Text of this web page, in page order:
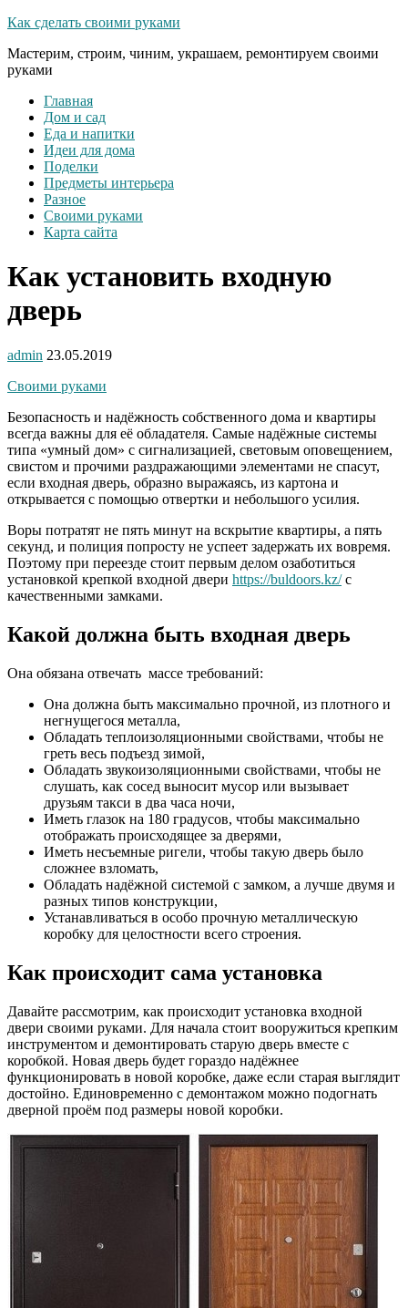
Как сделать своими руками
Мастерим, строим, чиним, украшаем, ремонтируем своими
руками
Главная
Дом и сад
Еда и напитки
Идеи для дома
Поделки
Предметы интерьера
Разное
Своими руками
Карта сайта
Как установить входную
дверь
admin 23.05.2019
Своими руками
Безопасность и надёжность собственного дома и квартиры
всегда важны для её обладателя. Самые надёжные системы
типа «умный дом» с сигнализацией, световым оповещением,
свистом и прочими раздражающими элементами не спасут,
если входная дверь, образно выражаясь, из картона и
открывается с помощью отвертки и небольшого усилия.
Воры потратят не пять минут на вскрытие квартиры, а пять
секунд, и полиция попросту не успеет задержать их вовремя.
Поэтому при переезде стоит первым делом озаботиться
установкой крепкой входной двери https://buldoors.kz/с
качественными замками.
Какой должна быть входная дверь
Она обязана отвечать массе требований:
Она должна быть максимально прочной, из плотного и
негнущегося металла,
Обладать теплоизоляционными свойствами, чтобы не
греть весь подъезд зимой,
Обладать звукоизоляционными свойствами, чтобы не
слушать, как сосед выносит мусор или вызывает
друзьям такси в два часа ночи,
Иметь глазок на 180 градусов, чтобы максимально
отображать происходящее за дверями,
Иметь несъемные ригели, чтобы такую дверь было
сложнее взломать,
Обладать надёжной системой с замком, а лучше двумя и
разных типов конструкции,
Устанавливаться в особо прочную металлическую
коробку для целостности всего строения.
Как происходит сама установка
Давайте рассмотрим, как происходит установка входной
двери своими руками. Для начала стоит вооружиться крепким
инструментом и демонтировать старую дверь вместе с
коробкой. Новая дверь будет гораздо надёжнее
функционировать в новой коробке, даже если старая выглядит
достойно. Единовременно с демонтажом можно подогнать
дверной проём под размеры новой коробки.